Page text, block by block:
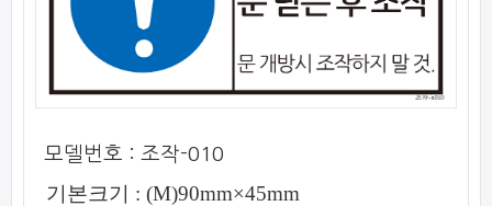
모델번호 : 조작-010
기본크기 : (M)90mm×45mm